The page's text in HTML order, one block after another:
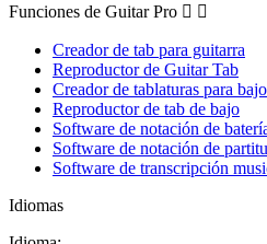
Funciones de Guitar Pro  
Creador de tab para guitarra
Reproductor de Guitar Tab
Creador de tablaturas para bajo
Reproductor de tab de bajo
Software de notación de
Software de notación de
Software de transcripción
Idiomas